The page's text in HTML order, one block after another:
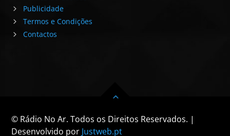
Publicidade
Termos e Condições
Contactos
© Rádio No Ar. Todos os Direitos Reservados. |
Desenvolvido por Justweb.pt